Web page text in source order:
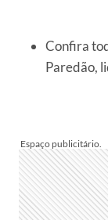
Confira
Paredão,